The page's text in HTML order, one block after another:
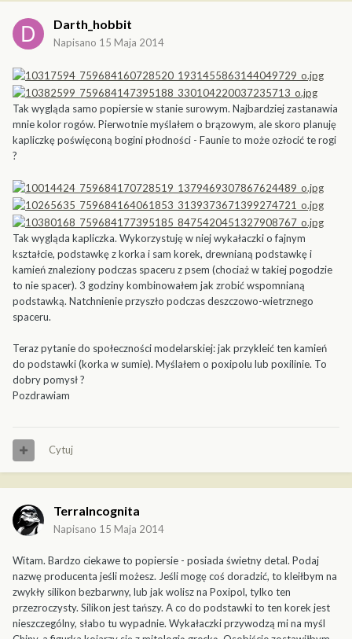
Darth_hobbit
Napisano 15 Maja 2014
Tak wygląda samo popiersie w stanie surowym. Najbardziej zastanawia
mnie kolor rogów. Pierwotnie myślałem o brązowym, ale skoro planuję
kapliczkę poświęconą bogini płodności - Faunie to może ozłocić te rogi
?
Tak wygląda kapliczka. Wykorzystuję w niej wykałaczki o fajnym
kształcie, podstawkę z korka i sam korek, drewnianą podstawkę i
kamień znaleziony podczas spaceru z psem (chociaż w takiej pogodzie
to nie spacer). 3 godziny kombinowałem jak zrobić wspomnianą
podstawką. Natchnienie przyszło podczas deszczowo-wietrznego
spaceru.
Teraz pytanie do społeczności modelarskiej: jak przykleić ten kamień
do podstawki (korka w sumie). Myślałem o poxipolu lub poxilinie. To
dobry pomysł ?
Pozdrawiam
Cytuj
TerraIncognita
Napisano 15 Maja 2014
Witam. Bardzo ciekawe to popiersie - posiada świetny detal. Podaj
nazwę producenta jeśli możesz. Jeśli mogę coś doradzić, to kleiłbym na
zwykły silikon bezbarwny, lub jak wolisz na Poxipol, tylko ten
przezroczysty. Silikon jest tańszy. A co do podstawki to ten korek jest
nieszczególny, słabo tu wypadnie. Wykałaczki przywodzą mi na myśl